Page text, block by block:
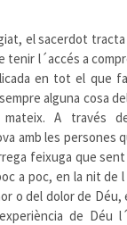
el sacerdot
tenir l´accés a
en tot el que
alguna cosa
A través
amb les persones
feixuga que
a poc, en la nit de
o del dolor de Déu,
de Déu